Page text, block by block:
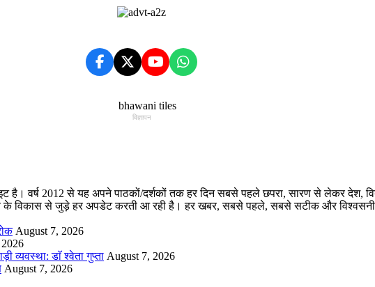
विज्ञापन
है। वर्ष 2012 से यह अपने पाठकों/दर्शकों तक हर दिन सबसे पहले छपरा, सारण से लेकर देश,
के विकास से जुड़े हर अपडेट करती आ रही है। हर खबर, सबसे पहले, सबसे सटीक और
August 7, 2026
व्यवस्था: डाॅ श्वेता गुप्ता August 7, 2026
August 7, 2026